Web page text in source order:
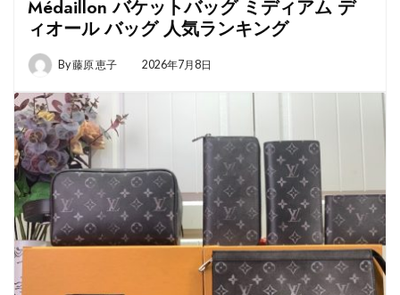
Médaillon バケットバッグ ミディアム デ
ィオール バッグ 人気ランキング
By藤原 恵子 2026年7月8日